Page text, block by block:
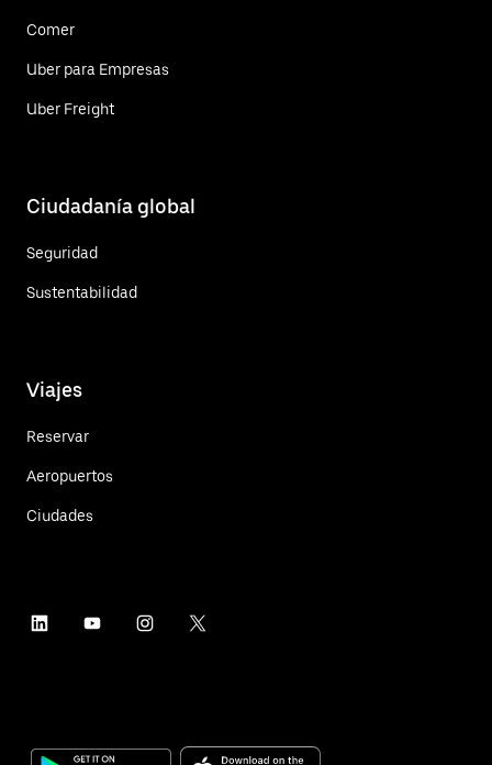
Comer
Uber para Empresas
Uber Freight
Ciudadanía global
Seguridad
Sustentabilidad
Viajes
Reservar
Aeropuertos
Ciudades